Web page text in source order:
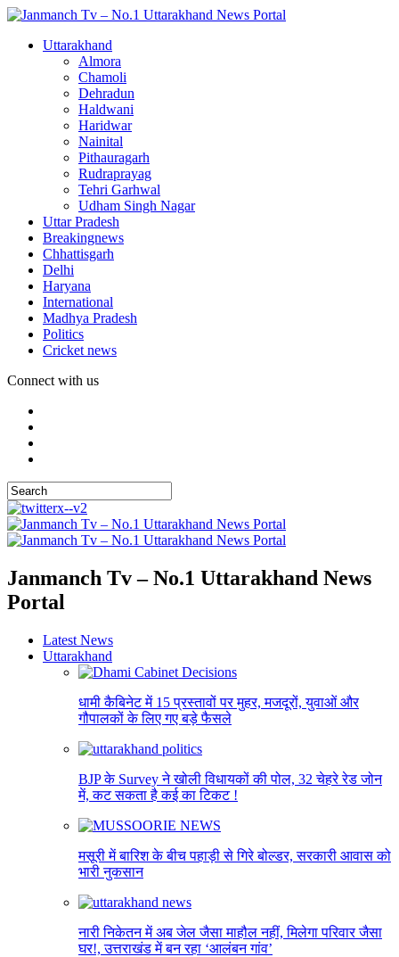
Uttarakhand
Almora
Chamoli
Dehradun
Haldwani
Haridwar
Nainital
Pithauragarh
Rudraprayag
Tehri Garhwal
Udham Singh Nagar
Uttar Pradesh
Breakingnews
Chhattisgarh
Delhi
Haryana
International
Madhya Pradesh
Politics
Cricket news
Connect with us
Janmanch Tv – No.1 Uttarakhand News
Portal
Latest News
Uttarakhand
धामी कैबिनेट में 15 प्रस्तावों पर मुहर, मजदूरों, युवाओं और
गौपालकों के लिए गए बड़े फैसले
BJP के Survey ने खोली विधायकों की पोल, 32 चेहरे रेड जोन
में, कट सकता है कई का टिकट !
मसूरी में बारिश के बीच पहाड़ी से गिरे बोल्डर, सरकारी आवास को
भारी नुकसान
नारी निकेतन में अब जेल जैसा माहौल नहीं, मिलेगा परिवार जैसा
घर!, उत्तराखंड में बन रहा ‘आलंबन गांव’